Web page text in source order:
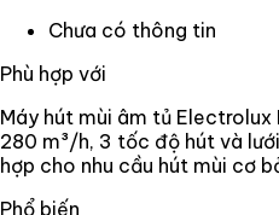
Chưa có thông tin
Phù hợp với
Máy hút mùi âm tủ
280 m³/h, 3 tốc độ hút và
hợp cho nhu cầu hút mùi cơ
Phổ biến